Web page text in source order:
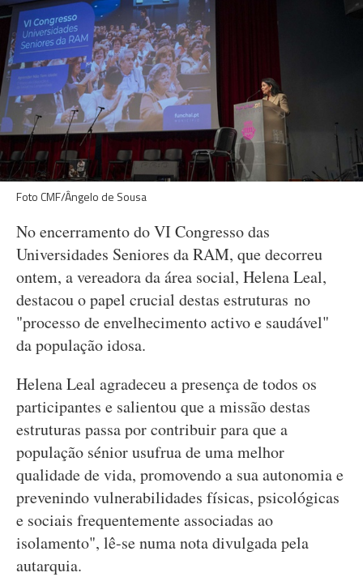
Foto CMF/Ângelo de Sousa
No encerramento do VI Congresso das
Universidades Seniores da RAM, que decorreu
ontem, a vereadora da área social, Helena Leal,
destacou o papel crucial destas estruturas no
"processo de envelhecimento activo e saudável"
da população idosa.
Helena Leal agradeceu a presença de todos os
participantes e salientou que a missão destas
estruturas passa por contribuir para que a
população sénior usufrua de uma melhor
qualidade de vida, promovendo a sua autonomia e
prevenindo vulnerabilidades físicas, psicológicas
e sociais frequentemente associadas ao
isolamento", lê-se numa nota divulgada pela
autarquia.